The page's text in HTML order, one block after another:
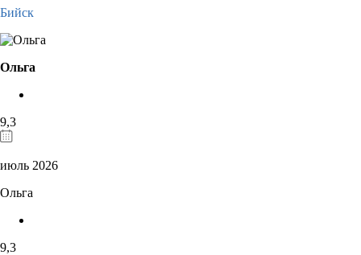
Бийск
Ольга
9,3
июль 2026
Ольга
9,3